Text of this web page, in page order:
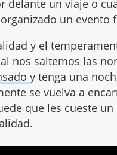
delante un viaje o
un evento
y el
nos saltemos las
y tenga una
se vuelva a
que les cueste